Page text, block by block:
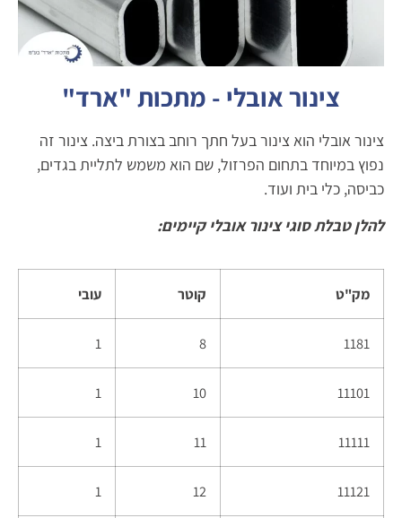
צינור אובלי - מתכות "ארד"
צינור אובלי הוא צינור בעל חתך רוחב בצורת ביצה. צינור זה
נפוץ במיוחד בתחום הפרזול, שם הוא משמש לתליית בגדים,
כביסה, כלי בית ועוד.
להלן טבלת סוגי צינור אובלי קיימים:
מק"ט קוטר עובי
1181
8
1
11101
10
1
11111
11
1
11121
12
1